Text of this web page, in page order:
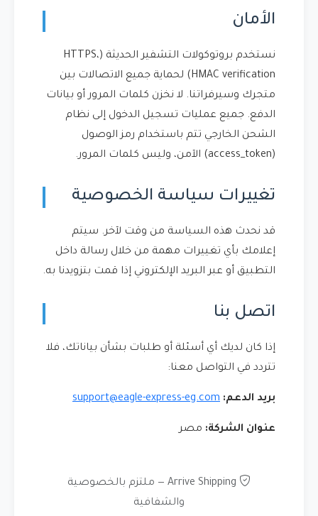
الأمان
نستخدم بروتوكولات التشفير الحديثة (HTTPS،
HMAC verification) لحماية جميع الاتصالات بين
متجرك وسيرفراتنا. لا نخزن كلمات المرور أو بيانات
الدفع. جميع عمليات تسجيل الدخول إلى نظام
الشحن الخارجي تتم باستخدام رمز الوصول
(access_token) الآمن، وليس كلمات المرور.
تغييرات سياسة الخصوصية
قد نحدث هذه السياسة من وقت لآخر. سيتم
إعلامك بأي تغييرات مهمة من خلال رسالة داخل
التطبيق أو عبر البريد الإلكتروني إذا قمت بتزويدنا به.
اتصل بنا
إذا كان لديك أي أسئلة أو طلبات بشأن بياناتك، فلا
تتردد في التواصل معنا:
بريد الدعم: support@eagle-express-eg.com
عنوان الشركة: مصر
Arrive Shipping — ملتزم بالخصوصية
والشفافية